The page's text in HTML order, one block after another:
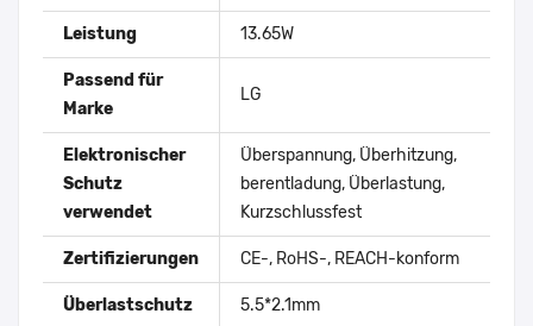
Leistung 13.65W
Passend für
Marke
LG
Elektronischer
Schutz
verwendet
Überspannung, Überhitzung,
berentladung, Überlastung,
Kurzschlussfest
Zertifizierungen CE-, RoHS-, REACH-konform
Überlastschutz
5.5*2.1mm